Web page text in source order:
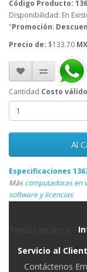
Código Producto:
Disponibilidad: En
"Promoción:
Precio de: $133.70
Cantidad Costo
Al
Especificaciones
Máscomputadoras en
software y licencias
Servicio al
Contáctenos